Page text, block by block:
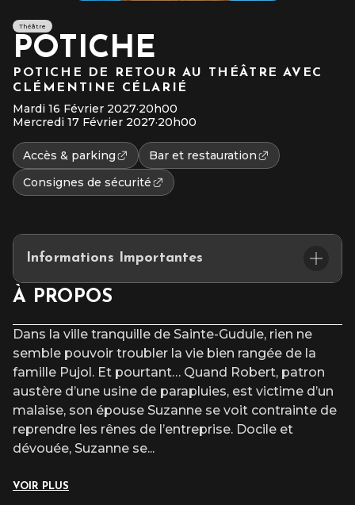
Théâtre
POTICHE
POTICHE DE RETOUR AU THÉÂTRE AVEC
CLÉMENTINE CÉLARIÉ
Mardi 16 Février 2027·20h00
Mercredi 17 Février 2027·20h00
Accès & parking
Bar et restauration
Consignes de sécurité
Informations Importantes
Placement assis numéroté
après l’heure du début du spectacle.
À PROPOS
Dans la ville tranquille de Sainte-Gudule, rien ne
semble pouvoir troubler la vie bien rangée de la
famille Pujol. Et pourtant… Quand Robert, patron
austère d’une usine de parapluies, est victime d’un
malaise, son épouse Suzanne se voit contrainte de
reprendre les rênes de l’entreprise. Docile et
dévouée, Suzanne se...
VOIR PLUS